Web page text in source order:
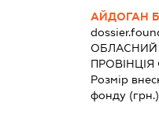
АЙДОГАН
ОБЛАСНИЙ
ПРОВІНЦІЯ
Розмір
фонду